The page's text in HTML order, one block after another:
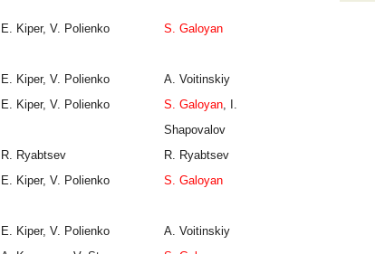
E. Kiper, V. Polienko S. Galoyan
E. Kiper, V. Polienko
A. Voitinskiy
E. Kiper, V. Polienko S. Galoyan, I.
Shapovalov
R. Ryabtsev
R. Ryabtsev
E. Kiper, V. Polienko S. Galoyan
E. Kiper, V. Polienko
A. Voitinskiy